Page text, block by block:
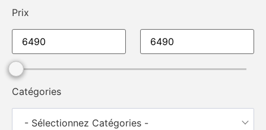
Prix
Catégories
- Sélectionnez Catégories -